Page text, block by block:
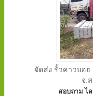
จัดส่ง รั้วคาวบอ
จ.
สอบถาม ไ